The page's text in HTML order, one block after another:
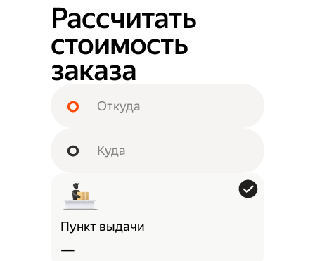
Рассчитать
стоимость
заказа
Пункт выдачи
—